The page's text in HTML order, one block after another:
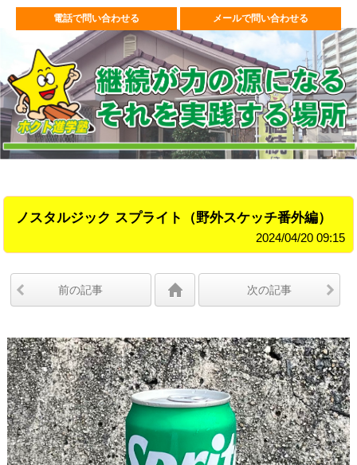
電話で問い合わせる メールで問い合わせる
ノスタルジック スプライト（野外スケッチ番外編）
2024/04/20 09:15
前の記事 次の記事